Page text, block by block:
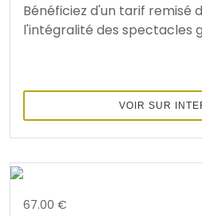
Bénéficiez d'un tarif remisé
l'intégralité des spectacles
VOIR SUR
67.00 €